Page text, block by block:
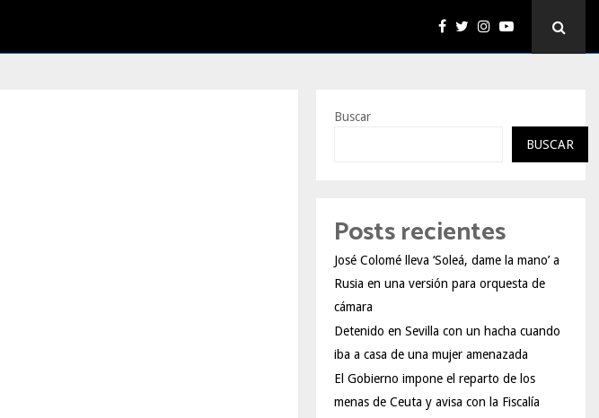
Buscar
BUSCAR
Posts recientes
José Colomé lleva ‘Soleá, dame la mano’ a
Rusia en una versión para orquesta de
cámara
Detenido en Sevilla con un hacha cuando
iba a casa de una mujer amenazada
El Gobierno impone el reparto de los
menas de Ceuta y avisa con la Fiscalía